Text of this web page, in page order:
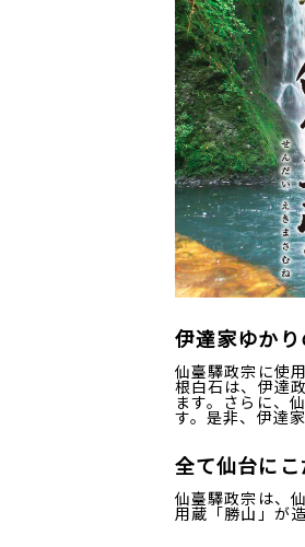
伊達家ゆか
仙臺驛政宗に使
根白石は、伊達
ます。さらに、
す。是非、伊達
全て仙台に
仙臺驛政宗は、
用蔵「勝山」が